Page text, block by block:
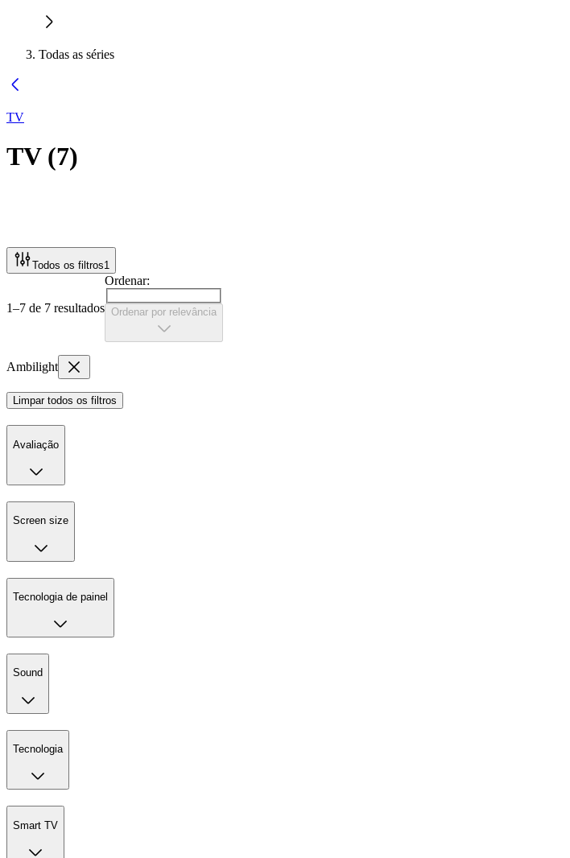
Todas as séries
TV
TV(7)
Todos os filtros1
1–7 de 7 resultados
Ordenar:
Ordenar por relevância
Ambilight
Limpar todos os filtros
Avaliação
Screen size
Tecnologia de painel
Sound
Tecnologia
Smart TV